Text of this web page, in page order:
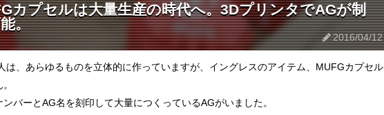
カプセルは大量生産の時代へ。3DプリンタでAGが制
。
2016/04/12
は、あらゆるものを立体的に作っていますが、イングレスのアイテム、MUFGカプセル
バーとAG名を刻印して大量につくっているAGがいました。